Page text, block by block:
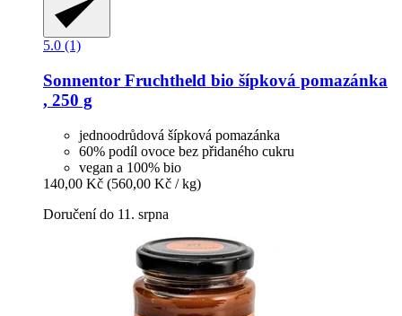
5.0 (1)
Sonnentor Fruchtheld bio šípková pomazánka
, 250 g
jednoodrůdová šípková pomazánka
60% podíl ovoce bez přidaného cukru
vegan a 100% bio
140,00 Kč (560,00 Kč / kg)
Doručení do 11. srpna